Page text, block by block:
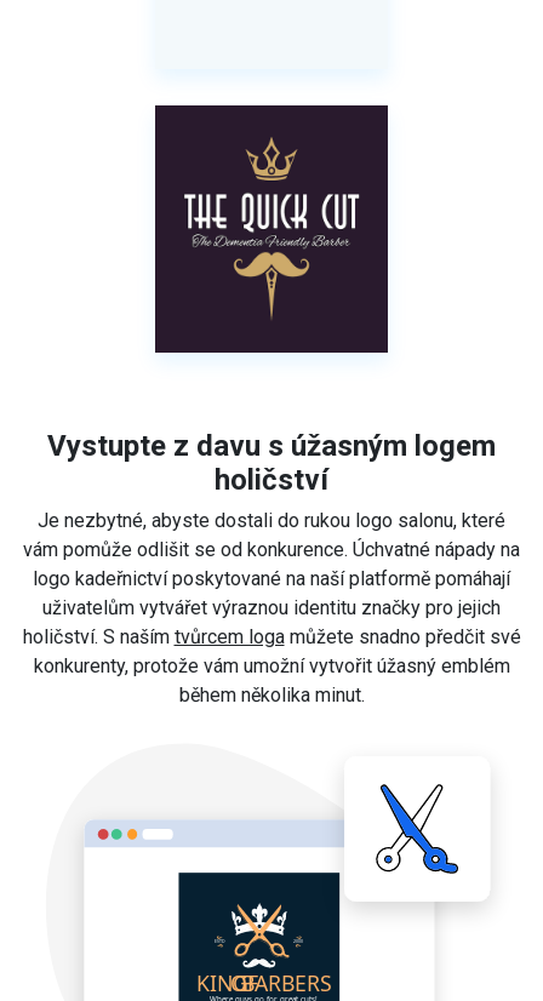
Vystupte z davu s úžasným logem
holičství
Je nezbytné, abyste dostali do rukou logo salonu, které
vám pomůže odlišit se od konkurence. Úchvatné nápady na
logo kadeřnictví poskytované na naší platformě pomáhají
uživatelům vytvářet výraznou identitu značky pro jejich
holičství. S naším tvůrcem logamůžete snadno předčit své
konkurenty, protože vám umožní vytvořit úžasný emblém
během několika minut.